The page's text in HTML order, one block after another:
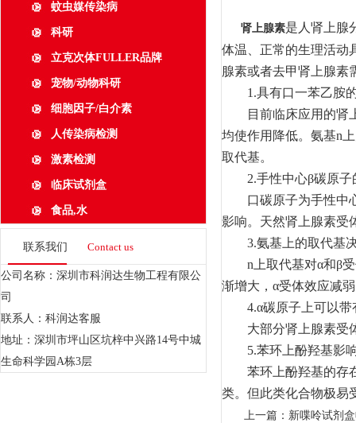
蚊虫媒传染病
科研
立克次体FULLER品牌
宠物/动物科研
细胞因子/白介素
人传染病检测
激素检测
临床试剂盒
食品,水
联系我们 Contact us
公司名称：深圳市科润达生物工程有限公
司
联系人：科润达客服
地址：深圳市坪山区坑梓中兴路14号中城
生命科学园A栋3层
肾上腺素是人肾上腺
体温、正常的生理活动
腺素或者去甲肾上腺素
1.具有口一苯乙胺
目前临床应用的肾上
均使作用降低。氨基n
取代基。
2.手性中心β碳原子
口碳原子为手性中心
影响。天然肾上腺素受
3.氨基上的取代基决
n上取代基对α和β受
渐增大，α受体效应减
4.α碳原子上可以带
大部分肾上腺素受体
5.苯环上酚羟基影响
苯环上酚羟基的存在
类。但此类化合物极易
上一篇： 新喋呤试剂